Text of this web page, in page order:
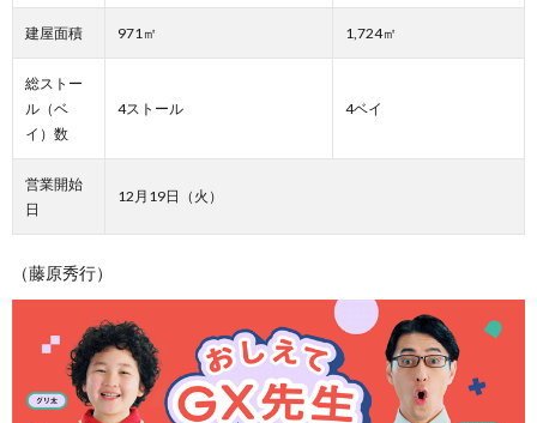
建屋面積 971㎡ 1,724㎡
総ストー
ル（ベ
イ）数
4ストール 4ベイ
営業開始
日
12月19日（火）
（藤原秀行）